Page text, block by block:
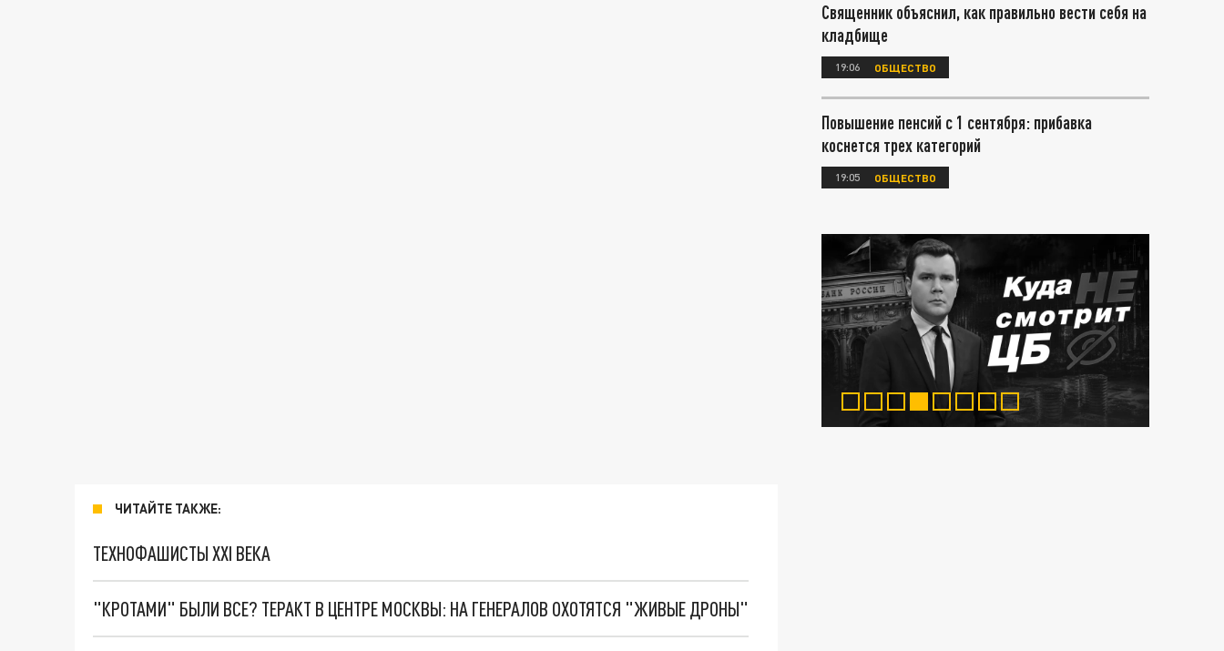
ЧИТАЙТЕ ТАКЖЕ:
ТЕХНОФАШИСТЫ XXI ВЕКА
"КРОТАМИ" БЫЛИ ВСЕ? ТЕРАКТ В ЦЕНТРЕ МОСКВЫ: НА ГЕНЕРАЛОВ ОХОТЯТСЯ "ЖИВЫЕ ДРОНЫ"
Священник объяснил, как правильно вести себя на
кладбище
19:06 ОБЩЕСТВО
Повышение пенсий с 1 сентября: прибавка
коснется трех категорий
19:05 ОБЩЕСТВО